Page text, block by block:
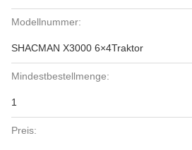
Modellnummer:
SHACMAN X3000 6×4Traktor
Mindestbestellmenge:
1
Preis: